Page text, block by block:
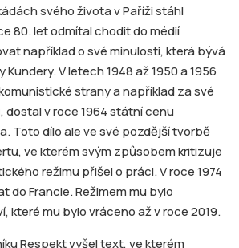
svého života v Paříži stáhl
80. let odmítal chodit do médií
například o své minulosti, která bývá
V letech 1948 až 1950 a 1956
strany a například za své
dostal v roce 1964 státní cenu
Toto dílo ale ve své pozdější tvorbě
ve kterém svým způsobem kritizuje
režimu přišel o práci. V roce 1974
do Francie. Režimem mu bylo
které mu bylo vráceno až v roce 2019.
Respekt vyšel text, ve kterém